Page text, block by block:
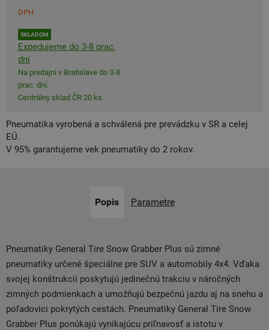
DPH
SKLADOM
Expedujeme do 3-8 prac.
dní
Na predajni v Bratislave do 3-8
prac. dní.
Centrálny sklad ČR 20 ks.
Pneumatika vyrobená a schválená pre prevádzku v SR a celej
EÚ.
V 95% garantujeme vek pneumatiky do 2 rokov.
Popis Parametre
Pneumatiky General Tire Snow Grabber Plus sú zimné
pneumatiky určené špeciálne pre SUV a automobily 4x4. Vďaka
svojej konštrukcii poskytujú jedinečnú trakciu v náročných
zimných podmienkach a umožňujú bezpečnú jazdu aj na snehu a
poľadovici pokrytých cestách. Pneumatiky General Tire Snow
Grabber Plus ponúkajú vynikajúcu priľnavosť a istotu v